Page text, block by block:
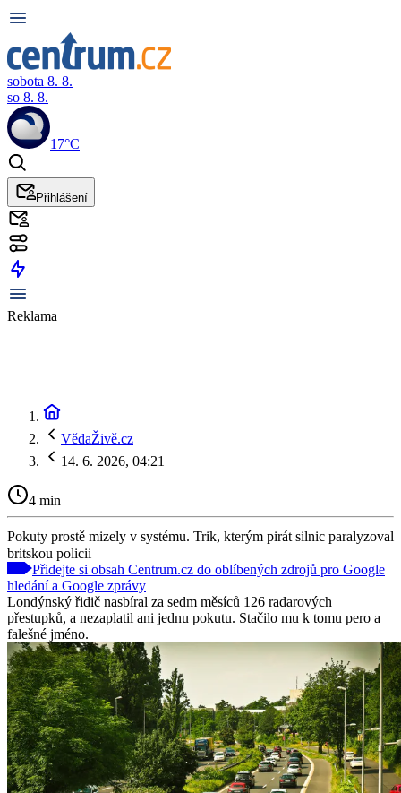
sobota 8. 8.
so 8. 8.
17°C
Přihlášení
Reklama
VědaŽivě.cz
14. 6. 2026, 04:21
4 min
Pokuty prostě mizely v systému. Trik, kterým pirát silnic paralyzoval
britskou policii
Přidejte si obsah Centrum.cz do oblíbených zdrojů pro Google
hledání a Google zprávy
Londýnský řidič nasbíral za sedm měsíců 126 radarových
přestupků, a nezaplatil ani jednu pokutu. Stačilo mu k tomu pero a
falešné jméno.